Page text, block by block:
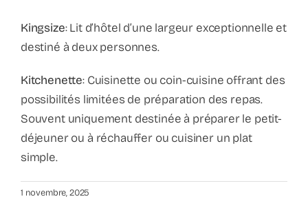
Nieuws
Contact
Faq
Kingsize: Lit d’hôtel d’une largeur exceptionnelle et
destiné à deux personnes.
Kitchenette: Cuisinette ou coin-cuisine offrant des
possibilités limitées de préparation des repas.
Souvent uniquement destinée à préparer le petit-
déjeuner ou à réchauffer ou cuisiner un plat
simple.
1 novembre, 2025